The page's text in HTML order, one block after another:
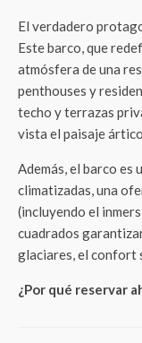
El verdadero
Este barco, que
atmósfera de una
penthouses y
techo y terrazas
vista el paisaje
Además, el barco es
climatizadas, una
(incluyendo el
cuadrados
glaciares, el confort
¿Por qué reservar